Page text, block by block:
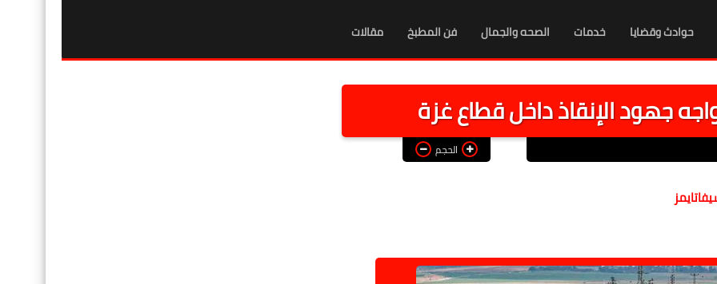
حوادث وقضايا خدمات الصحه والجمال فن المطبخ مقالات
جهود الإنقاذ داخل قطاع غزة
الحجم